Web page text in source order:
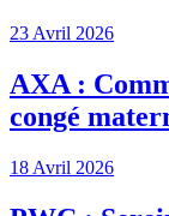
23 Avril 2026
AXA :
congé
18 Avril 2026